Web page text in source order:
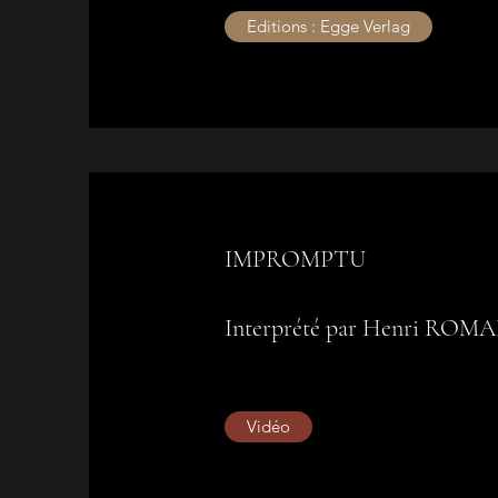
Editions : Egge Verlag
IMPROMPTU
Interprété par Henri
Vidéo